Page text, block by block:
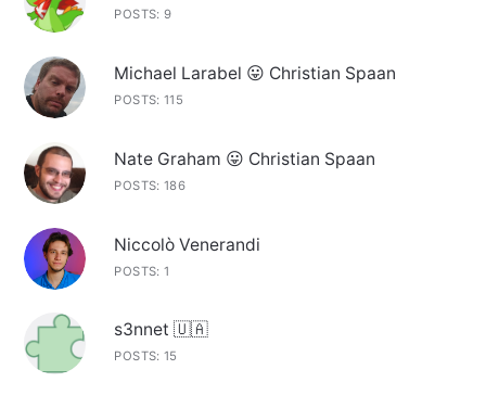
POSTS: 9
Michael Larabel 😛 Christian Spaan
POSTS: 115
Nate Graham 😛 Christian Spaan
POSTS: 186
Niccolò Venerandi
POSTS: 1
s3nnet 🇺🇦
POSTS: 15